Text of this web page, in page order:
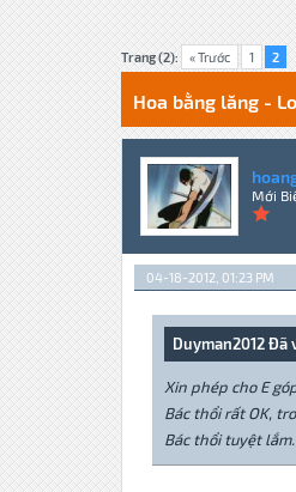
Trang (2): « Trước 1 2
1 Votes - 5
1
2
3
4
5
Hoa bằng lăng -
Mới
04-18-2012, 01:23 PM
Duyman2012 Đã
Xin phép cho E
Bác thổi rất OK,
Bác thổi tuyệt